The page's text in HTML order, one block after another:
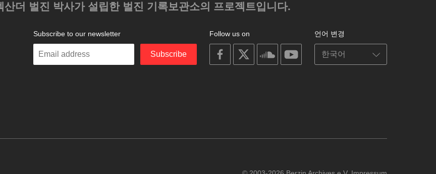
더 벌진 박사가 설립한 벌진 기록보관소의 프로젝트입니다.
언어 변경
Follow us on
on
facebook
soundcloudyoutube
Subscribe to our newsletter
Enter
Subscribe